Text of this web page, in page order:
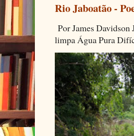
Rio Jaboatão -
Por James Davidson
limpa Água Pura